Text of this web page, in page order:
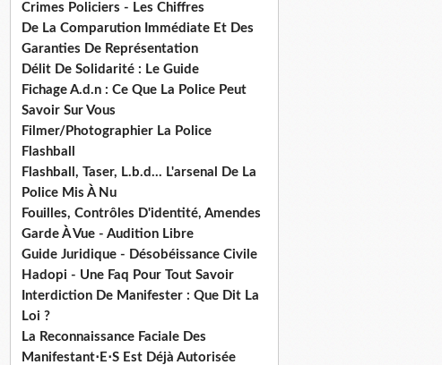
Crimes Policiers - Les Chiffres
De La Comparution Immédiate Et Des
Garanties De Représentation
Délit De Solidarité : Le Guide
Fichage A.d.n : Ce Que La Police Peut
Savoir Sur Vous
Filmer/Photographier La Police
Flashball
Flashball, Taser, L.b.d... L'arsenal De La
Police Mis À Nu
Fouilles, Contrôles D'identité, Amendes
Garde À Vue - Audition Libre
Guide Juridique - Désobéissance Civile
Hadopi - Une Faq Pour Tout Savoir
Interdiction De Manifester : Que Dit La
Loi ?
La Reconnaissance Faciale Des
Manifestant⋅E⋅S Est Déjà Autorisée